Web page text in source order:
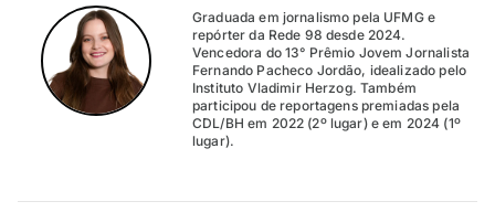
Graduada em jornalismo pela UFMG e
repórter da Rede 98 desde 2024.
Vencedora do 13° Prêmio Jovem Jornalista
Fernando Pacheco Jordão, idealizado pelo
Instituto Vladimir Herzog. Também
participou de reportagens premiadas pela
CDL/BH em 2022 (2º lugar) e em 2024 (1º
lugar).